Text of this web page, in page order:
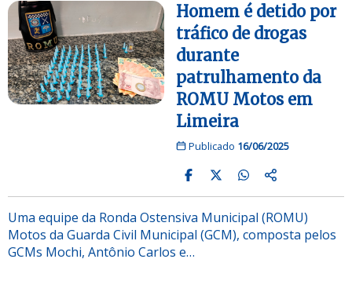
Homem é detido por
tráfico de drogas
durante
patrulhamento da
ROMU Motos em
Limeira
Publicado 16/06/2025
Uma equipe da Ronda Ostensiva Municipal (ROMU)
Motos da Guarda Civil Municipal (GCM), composta pelos
GCMs Mochi, Antônio Carlos e…